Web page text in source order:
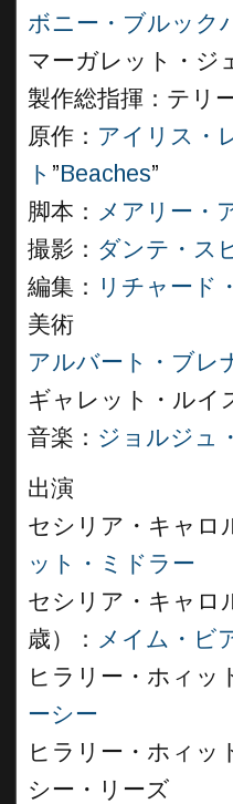
ボニー・ブルック
マーガレット・ジ
製作総指揮：テリ
原作： アイリス・
ト ”Beaches”
脚本： メアリー・
撮影： ダンテ・ス
編集： リチャード
美術
アルバート・ブレ
ギャレット・ルイ
音楽： ジョルジュ
出演
セシリア・キャロ
ット・ミドラー
セシリア・キャロ
歳）： メイム・ビ
ヒラリー・ホィッ
ーシー
ヒラリー・ホィッ
シー・リーズ